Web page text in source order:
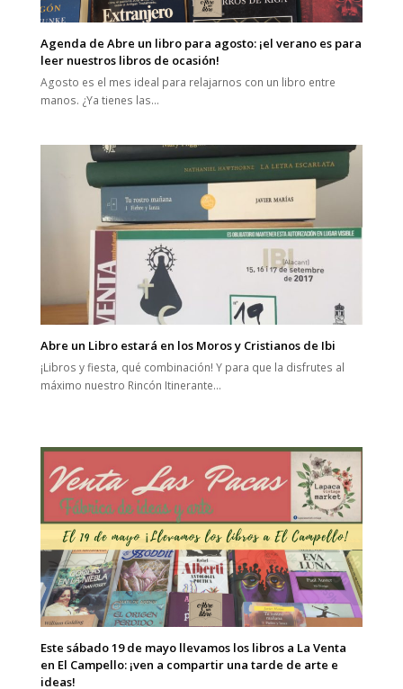
Agenda de Abre un libro para agosto: ¡el verano es para
leer nuestros libros de ocasión!
Agosto es el mes ideal para relajarnos con un libro entre
manos. ¿Ya tienes las…
Abre un Libro estará en los Moros y Cristianos de Ibi
¡Libros y fiesta, qué combinación! Y para que la disfrutes al
máximo nuestro Rincón Itinerante…
Este sábado 19 de mayo llevamos los libros a La Venta
en El Campello: ¡ven a compartir una tarde de arte e
ideas!